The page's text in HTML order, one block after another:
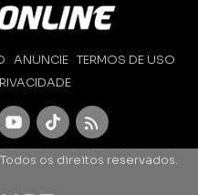
ANUNCIE TERMOS DE USO
YoutubeTikTok Feed
os direitos reservados.